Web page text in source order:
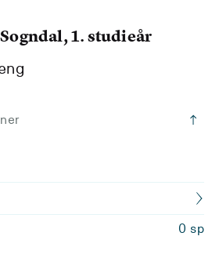
1. studieår
0 sp